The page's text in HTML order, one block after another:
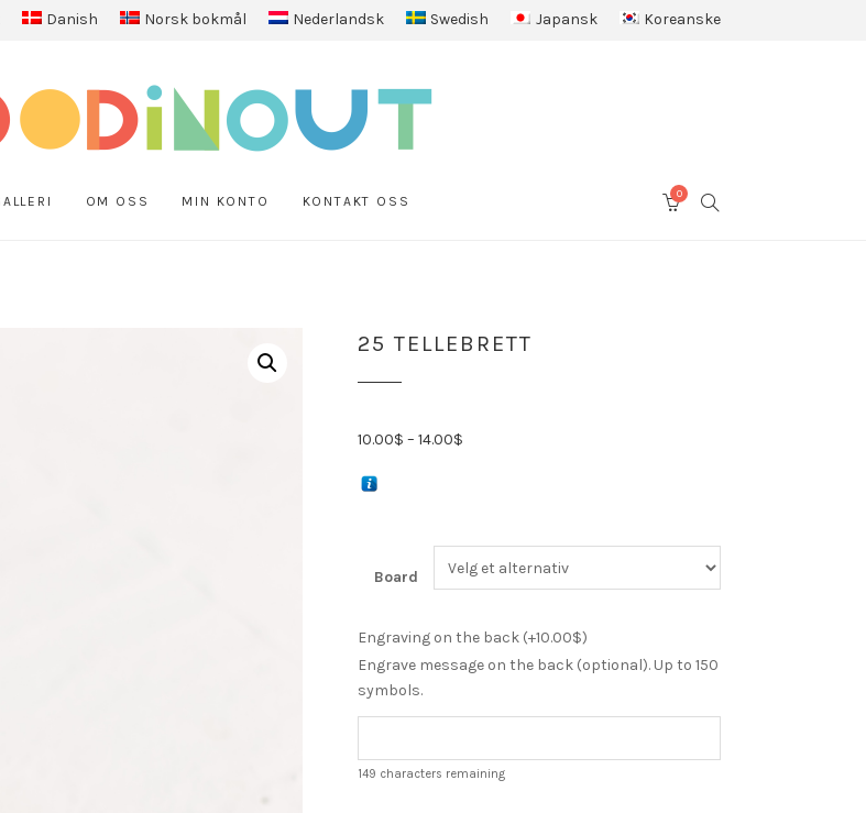
Danish Norsk bokmål Nederlandsk Swedish Japansk Koreanske
OM OSS MIN KONTO KONTAKT OSS
SEARCH
0
25 TELLEBRETT
10.00$ – 14.00$
Board
Engraving on the back (+10.00$)
Engrave message on the back (optional). Up to 150
symbols.
149 characters remaining